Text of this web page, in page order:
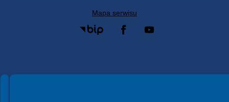
Mapa serwisu
Spełniamy standardy WCAG 2.2
Spełniamy standardy W3C